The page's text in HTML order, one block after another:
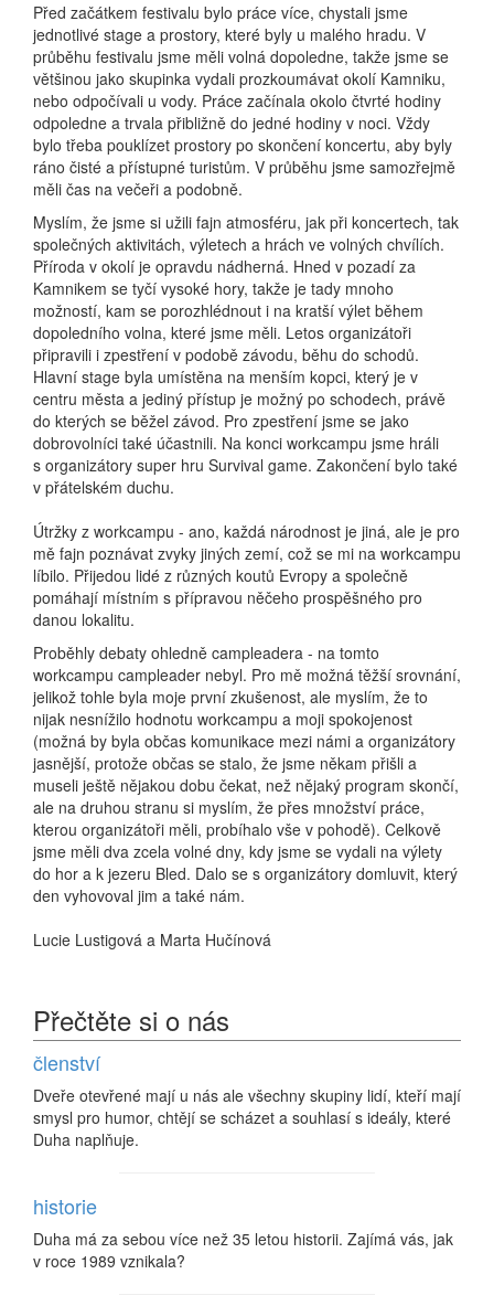
Před začátkem festivalu bylo práce více, chystali jsme
jednotlivé stage a prostory, které byly u malého hradu. V
průběhu festivalu jsme měli volná dopoledne, takže jsme se
většinou jako skupinka vydali prozkoumávat okolí Kamniku,
nebo odpočívali u vody. Práce začínala okolo čtvrté hodiny
odpoledne a trvala přibližně do jedné hodiny v noci. Vždy
bylo třeba pouklízet prostory po skončení koncertu, aby byly
ráno čisté a přístupné turistům. V průběhu jsme samozřejmě
měli čas na večeři a podobně.
Myslím, že jsme si užili fajn atmosféru, jak při koncertech, tak
společných aktivitách, výletech a hrách ve volných chvílích.
Příroda v okolí je opravdu nádherná. Hned v pozadí za
Kamnikem se tyčí vysoké hory, takže je tady mnoho
možností, kam se porozhlédnout i na kratší výlet během
dopoledního volna, které jsme měli. Letos organizátoři
připravili i zpestření v podobě závodu, běhu do schodů.
Hlavní stage byla umístěna na menším kopci, který je v
centru města a jediný přístup je možný po schodech, právě
do kterých se běžel závod. Pro zpestření jsme se jako
dobrovolníci také účastnili. Na konci workcampu jsme hráli
s organizátory super hru Survival game. Zakončení bylo také
v přátelském duchu.
Útržky z workcampu - ano, každá národnost je jiná, ale je pro
mě fajn poznávat zvyky jiných zemí, což se mi na workcampu
líbilo. Přijedou lidé z různých koutů Evropy a společně
pomáhají místním s přípravou něčeho prospěšného pro
danou lokalitu.
Proběhly debaty ohledně campleadera - na tomto
workcampu campleader nebyl. Pro mě možná těžší srovnání,
jelikož tohle byla moje první zkušenost, ale myslím, že to
nijak nesnížilo hodnotu workcampu a moji spokojenost
(možná by byla občas komunikace mezi námi a organizátory
jasnější, protože občas se stalo, že jsme někam přišli a
museli ještě nějakou dobu čekat, než nějaký program skončí,
ale na druhou stranu si myslím, že přes množství práce,
kterou organizátoři měli, probíhalo vše v pohodě). Celkově
jsme měli dva zcela volné dny, kdy jsme se vydali na výlety
do hor a k jezeru Bled. Dalo se s organizátory domluvit, který
den vyhovoval jim a také nám.
Lucie Lustigová a Marta Hučínová
Přečtěte si o nás
členství
Dveře otevřené mají u nás ale všechny skupiny lidí, kteří mají
smysl pro humor, chtějí se scházet a souhlasí s ideály, které
Duha naplňuje.
historie
Duha má za sebou více než 35 letou historii. Zajímá vás, jak
v roce 1989 vznikala?